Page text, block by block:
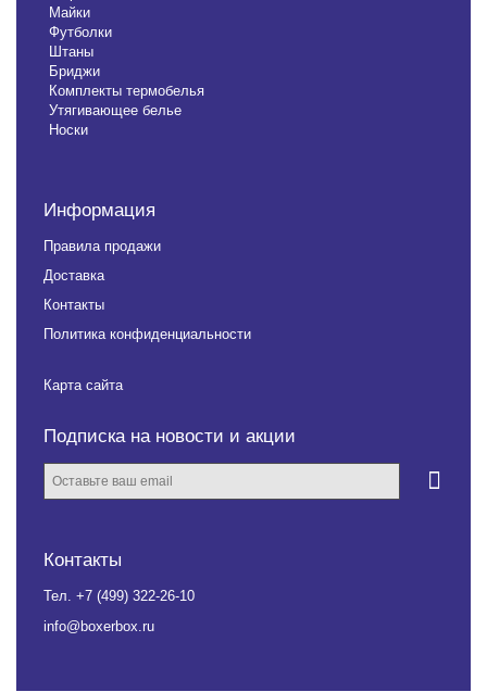
Майки
Футболки
Штаны
Бриджи
Комплекты термобелья
Утягивающее белье
Носки
Информация
Правила продажи
Доставка
Контакты
Политика конфиденциальности
Карта сайта
Подписка на новости и акции
Контакты
Тел. +7 (499) 322-26-10
info@boxerbox.ru